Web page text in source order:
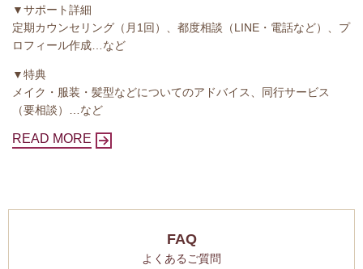
▼サポート詳細
定期カウンセリング（月1回）、都度相談（LINE・電話など）、プ
ロフィール作成…など
▼特典
メイク・服装・髪型などについてのアドバイス、同行サービス
（要相談）…など
READ MORE
FAQ
よくあるご質問